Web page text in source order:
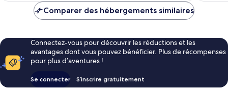
est
de
Comparer des hébergements similaires
Connectez-vous pour découvrir les réductions et les
avantages dont vous pouvez bénéficier. Plus de récompenses
pour plus d’aventures !
Se connecter S’inscrire gratuitement